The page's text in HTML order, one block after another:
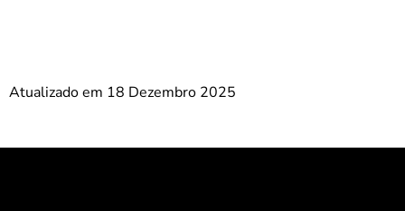
Atualizado em 18 Dezembro 2025